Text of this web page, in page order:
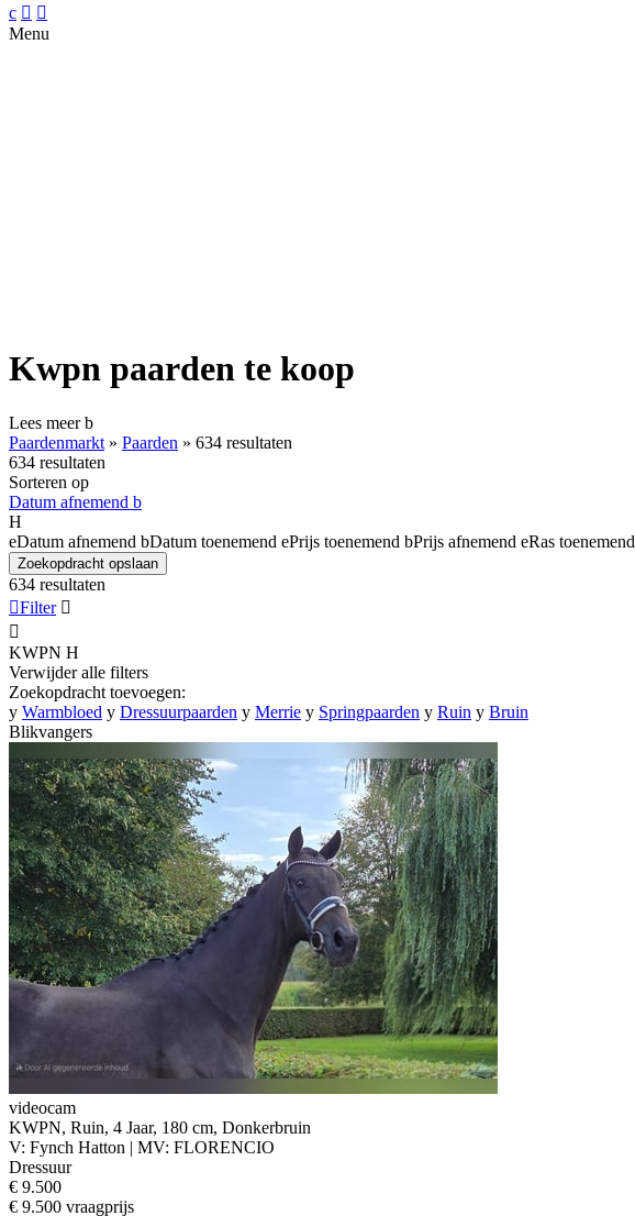
c  
Menu
Kwpn paarden te koop
Lees meerb
Paardenmarkt » Paarden » 634 resultaten
634 resultaten
Sorteren op
Datum afnemend b
H
eDatum afnemend bDatum toenemend ePrijs toenemend bPrijs afnemend eRas toenemend
Zoekopdracht opslaan
634 resultaten
Filter 

KWPN H
Verwijder alle filters
Zoekopdracht toevoegen:
y Warmbloed y Dressuurpaarden y Merrie y Springpaarden y Ruin y Bruin
Blikvangers
videocam
KWPN, Ruin, 4 Jaar, 180 cm, Donkerbruin
V: Fynch Hatton | MV: FLORENCIO
Dressuur
€ 9.500
€ 9.500 vraagprijs